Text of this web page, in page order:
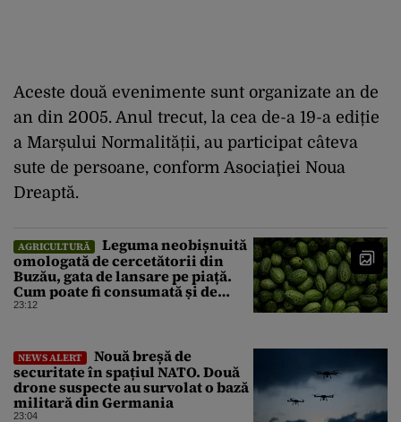
Aceste două evenimente sunt organizate an de
an din 2005. Anul trecut, la cea de-a 19-a ediție
a Marșului Normalității, au participat câteva
sute de persoane, conform Asociaţiei Noua
Dreaptă.
AGRICULTURĂ
Leguma neobișnuită
omologată de cercetătorii din
Buzău, gata de lansare pe piață.
Cum poate fi consumată și de
unde provine soiul
23:12
NEWS ALERT
Nouă breșă de
securitate în spațiul NATO. Două
drone suspecte au survolat o bază
militară din Germania
23:04